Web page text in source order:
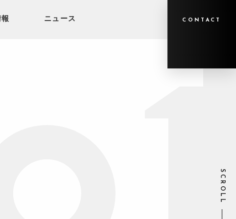
ニュース CONTACT
SCROLL